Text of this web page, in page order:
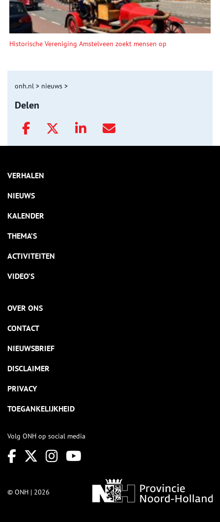
Historische Vereniging Amstelveen zoekt mensen op
onh.nl > nieuws >
Delen
VERHALEN
NIEUWS
KALENDER
THEMA’S
ACTIVITEITEN
VIDEO’S
OVER ONS
CONTACT
NIEUWSBRIEF
DISCLAIMER
PRIVACY
TOEGANKELIJKHEID
Volg ONH op social media
© ONH | 2026